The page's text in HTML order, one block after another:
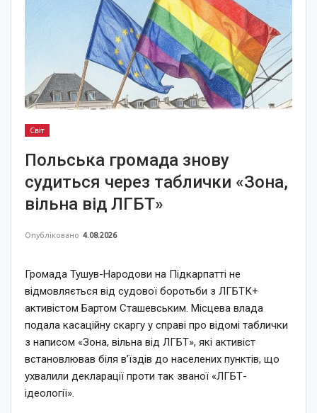
Світ
Польська громада знову
судиться через таблички «Зона,
вільна від ЛГБТ»
Опубліковано 4.08.2026
Громада Тушув-Народови на Підкарпатті не
відмовляється від судової боротьби з ЛГБТК+
активістом Бартом Сташевським. Місцева влада
подала касаційну скаргу у справі про відомі таблички
з написом «Зона, вільна від ЛГБТ», які активіст
встановлював біля в’їздів до населених пунктів, що
ухвалили декларації проти так званої «ЛГБТ-
ідеології».